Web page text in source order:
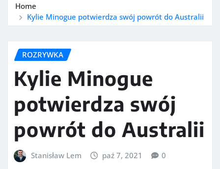
Home
Kylie Minogue potwierdza swój powrót do Australii
ROZRYWKA
Kylie Minogue
potwierdza swój
powrót do Australii
Stanisław Lem paź 7, 2021 0